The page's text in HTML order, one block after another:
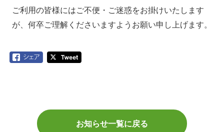
ご利用の皆様にはご不便・ご迷惑をお掛けいたします
が、何卒ご理解くださいますようお願い申し上げます。
お知らせ一覧に戻る